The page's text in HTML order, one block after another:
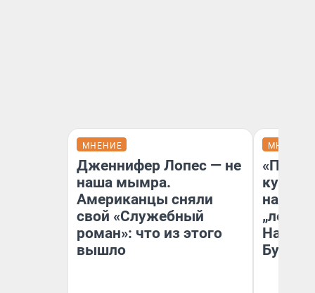
МНЕНИЕ
Дженнифер Лопес — не
наша мымра.
Американцы сняли
свой «Служебный
роман»: что из этого
вышло
МНЕНИЕ
«Пласт
На